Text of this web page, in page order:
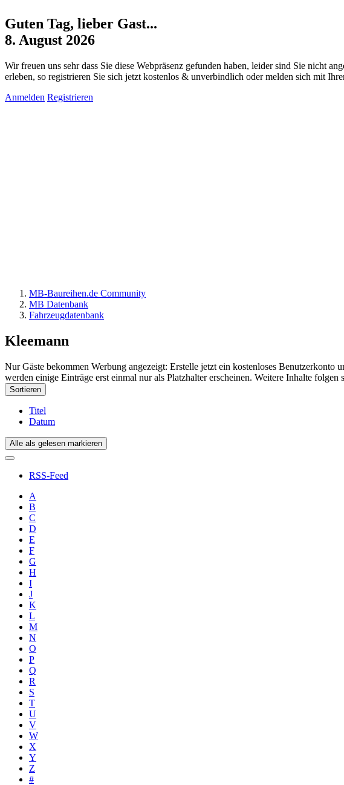
Guten Tag, lieber Gast...
8. August 2026
Wir freuen uns sehr dass Sie diese Webpräsenz gefunden haben, leider sind Sie nicht
erleben, so registrieren Sie sich jetzt kostenlos & unverbindlich oder melden sich mit
Anmelden Registrieren
MB-Baureihen.de Community
MB Datenbank
Fahrzeugdatenbank
Kleemann
Nur Gäste bekommen Werbung angezeigt: Erstelle jetzt ein kostenloses Benutzerkonto
werden einige Einträge erst einmal nur als Platzhalter erscheinen. Weitere Inhalte
Sortieren
Titel
Datum
Alle als gelesen markieren
RSS-Feed
A
B
C
D
E
F
G
H
I
J
K
L
M
N
O
P
Q
R
S
T
U
V
W
X
Y
Z
#